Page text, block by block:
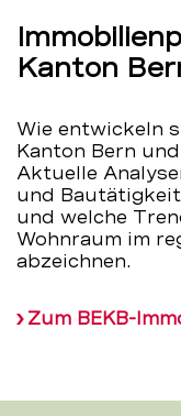
Kanton
Wie entwickeln
Kanton Bern
Aktuelle
und
und welche
Wohnraum im
abzeichnen.
Zum BEKB-